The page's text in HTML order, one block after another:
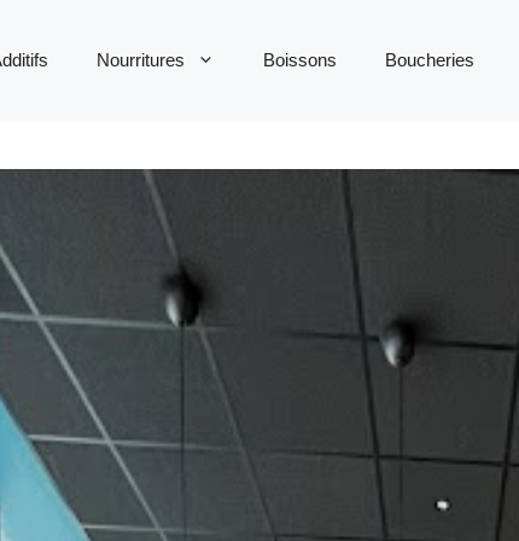
Nourritures Boissons Boucheries